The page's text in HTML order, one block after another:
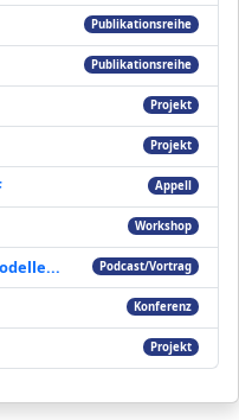
Publikationsreihe
Publikationsreihe
Projekt
Projekt
Appell
Workshop
Podcast/Vortrag
Konferenz
Projekt